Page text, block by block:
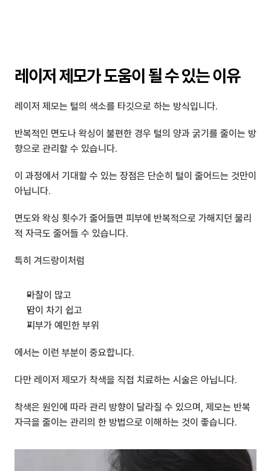
레이저 제모가 도움이 될 수 있는 이유
레이저 제모는 털의 색소를 타깃으로 하는 방식입니다.
반복적인 면도나 왁싱이 불편한 경우 털의 양과 굵기를 줄이는 방
향으로 관리할 수 있습니다.
이 과정에서 기대할 수 있는 장점은 단순히 털이 줄어드는 것만이
아닙니다.
면도와 왁싱 횟수가 줄어들면 피부에 반복적으로 가해지던 물리
적 자극도 줄어들 수 있습니다.
특히 겨드랑이처럼
마찰이 많고
땀이 차기 쉽고
피부가 예민한 부위
에서는 이런 부분이 중요합니다.
다만 레이저 제모가 착색을 직접 치료하는 시술은 아닙니다.
착색은 원인에 따라 관리 방향이 달라질 수 있으며, 제모는 반복
자극을 줄이는 관리의 한 방법으로 이해하는 것이 좋습니다.